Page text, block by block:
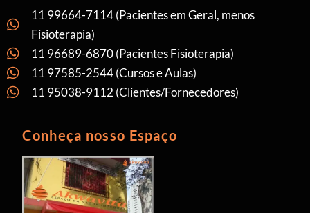
11 99664-7114 (Pacientes em Geral, menos
Fisioterapia)
11 96689-6870 (Pacientes Fisioterapia)
11 97585-2544 (Cursos e Aulas)
11 95038-9112 (Clientes/Fornecedores)
Conheça nosso Espaço